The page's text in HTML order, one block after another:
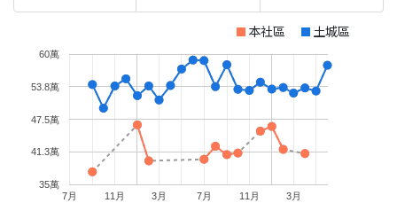
本社區 土城區
7月 11月 3月 7月 11月 3月
35萬
41.3萬
47.5萬
53.8萬
60萬